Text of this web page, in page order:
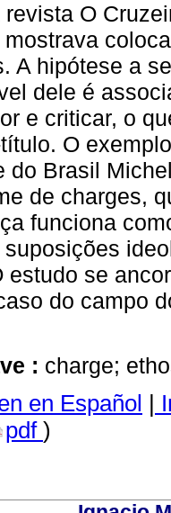
O
A hipótese a
dele é
e criticar, o
O
do Brasil
de charges,
funciona
estudo se
do campo
: charge;
en Español
pdf )